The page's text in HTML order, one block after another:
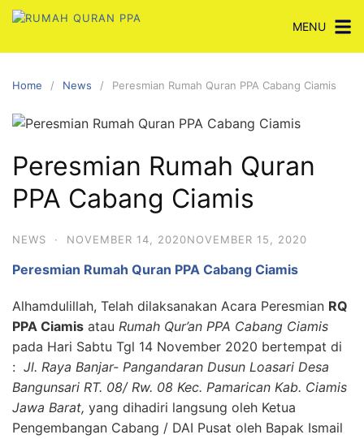
Skip
content
MENU
Home News Peresmian Rumah Quran PPA Cabang Ciamis
Peresmian Rumah Quran
PPA Cabang Ciamis
NEWS · NOVEMBER 14, 2020NOVEMBER 15, 2020
Peresmian Rumah Quran PPA Cabang Ciamis
Alhamdulillah, Telah dilaksanakan Acara Peresmian RQ
PPA Ciamis atau Rumah Qur’an PPA Cabang Ciamis
pada Hari Sabtu Tgl 14 November 2020 bertempat di
: Jl. Raya Banjar- Pangandaran Dusun Loasari Desa
Bangunsari RT. 08/ Rw. 08 Kec. Pamarican Kab. Ciamis
Jawa Barat, yang dihadiri langsung oleh Ketua
Pengembangan Cabang / DAI Pusat oleh Bapak Ismail